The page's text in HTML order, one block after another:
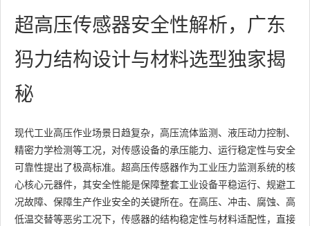
超高压传感器安全性解析，广东
犸力结构设计与材料选型独家揭
秘
现代工业高压作业场景日趋复杂，高压流体监测、液压动力控制、
精密力学检测等工况，对传感设备的承压能力、运行稳定性与安全
可靠性提出了极高标准。超高压传感器作为工业压力监测系统的核
心核心元器件，其安全性能是保障整套工业设备平稳运行、规避工
况故障、保障生产作业安全的关键所在。在高压、冲击、腐蚀、高
低温交替等恶劣工况下，传感器的结构稳定性与材料适配性，直接